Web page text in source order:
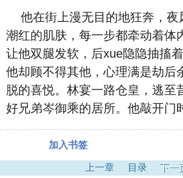
他在街上漫无目的地狂奔，夜
潮红的肌肤，每一步都牵动着体
让他双腿发软，后xue隐隐抽搐着
他却顾不得其他，心理满是劫后
脱的喜悦。林宴一路仓皇，逃至
好兄弟岑御乘的居所。他敲开门
加入书签
上一章 目录 下一